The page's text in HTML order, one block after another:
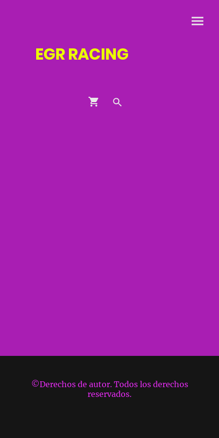
EGRRACING
©Derechos de autor. Todos los derechos
reservados.